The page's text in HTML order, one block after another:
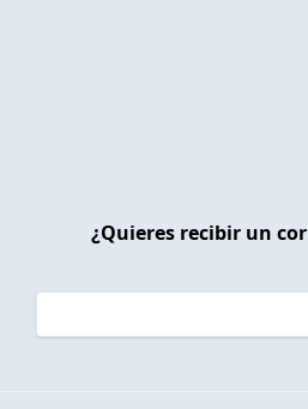
¿Quieres recibir un